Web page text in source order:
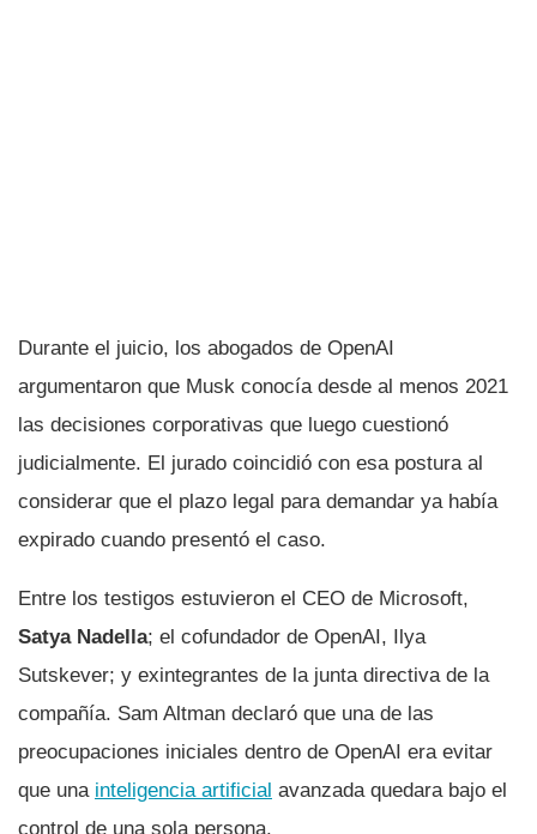
Durante el juicio, los abogados de OpenAI
argumentaron que Musk conocía desde al menos 2021
las decisiones corporativas que luego cuestionó
judicialmente. El jurado coincidió con esa postura al
considerar que el plazo legal para demandar ya había
expirado cuando presentó el caso.
Entre los testigos estuvieron el CEO de Microsoft,
Satya Nadella; el cofundador de OpenAI, Ilya
Sutskever; y exintegrantes de la junta directiva de la
compañía. Sam Altman declaró que una de las
preocupaciones iniciales dentro de OpenAI era evitar
que una inteligencia artificial avanzada quedara bajo el
control de una sola persona.